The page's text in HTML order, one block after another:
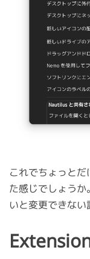
これでちょっとだ
た感じでしょうか
いと変更できない